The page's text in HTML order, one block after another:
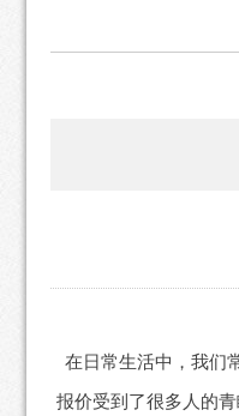
在日常生活中，我们
报价受到了很多人的